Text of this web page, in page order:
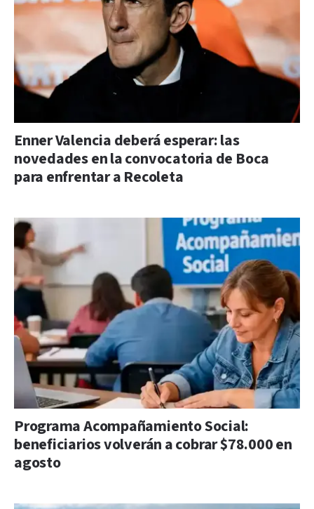
Enner Valencia deberá esperar: las
novedades en la convocatoria de Boca
para enfrentar a Recoleta
Programa Acompañamiento Social:
beneficiarios volverán a cobrar $78.000 en
agosto